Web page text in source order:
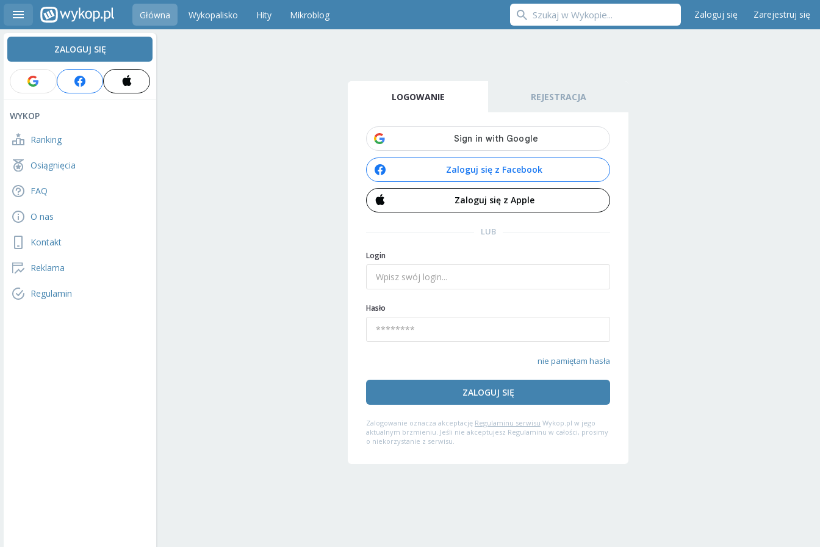
Główna Wykopalisko Hity Mikroblog Zaloguj się Zarejestruj się
ZALOGUJ SIĘ
WYKOP
Ranking
Osiągnięcia
FAQ
O nas
Kontakt
Reklama
Regulamin
LOGOWANIE REJESTRACJA
Zaloguj się z Facebook
Zaloguj się z Apple
LUB
Login
Hasło
nie pamiętam hasła
ZALOGUJ SIĘ
Zalogowanie oznacza akceptację Regulaminu serwisu Wykop.pl w jego
aktualnym brzmieniu. Jeśli nie akceptujesz Regulaminu w całości, prosimy
o niekorzystanie z serwisu.